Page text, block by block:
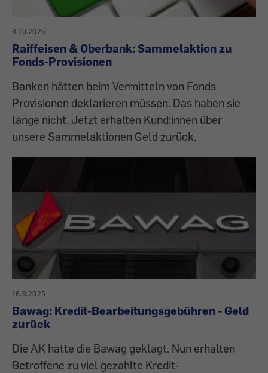
8.10.2025
Raiffeisen & Oberbank: Sammelaktion zu
Fonds-Provisionen
Banken hätten beim Vermitteln von Fonds
Provisionen deklarieren müssen. Das haben sie
lange nicht. Jetzt erhalten Kund:innen über
unsere Sammelaktionen Geld zurück.
18.8.2025
Bawag: Kredit-Bearbeitungsgebühren - Geld
zurück
Die AK hatte die Bawag geklagt. Nun erhalten
Betroffene zu viel gezahlte Kredit-